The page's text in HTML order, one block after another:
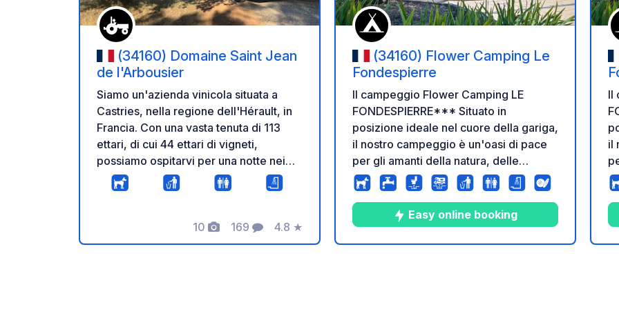
(34160) Domaine Saint Jean
de l'Arbousier
Siamo un'azienda vinicola situata a
Castries, nella regione dell'Hérault, in
Francia. Con una vasta tenuta di 113
ettari, di cui 44 ettari di vigneti,
possiamo ospitarvi per una notte nei
weekend e fino a due notti durante la
settimana. Disponiamo di diverse aree
immersi nella natura, in un angolo
ombreggiato e riparato dal vento. Nella
10
Foto
169
Commenti
4.8
Valutazione
★
(34160) Flower Camping Le
Fondespierre
Il campeggio Flower Camping LE
FONDESPIERRE*** Situato in
posizione ideale nel cuore della gariga,
il nostro campeggio è un'oasi di pace
per gli amanti della natura, delle
escursioni e dei cani. A soli 2 km
dall'incantevole villaggio di Castries,
troverete negozi di ogni genere e un
magnifico castello da visitare.
Montpellier è raggiungibile in circa 15
Easy online booking
Il
il